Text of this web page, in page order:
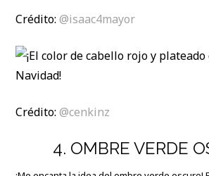
Crédito:@isaac4mayor
Crédito:@cenkinz
4. OMBRE VERDE